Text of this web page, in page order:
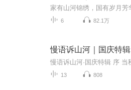
6 82.1万
慢语诉山河｜国庆特辑
13 808